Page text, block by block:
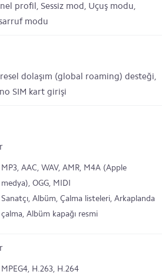
profil, Sessiz mod, Uçuş modu,
modu
dolaşım (global roaming) desteği,
SIM kart girişi
MP3, AAC, WAV, AMR, M4A (Apple
medya), OGG, MIDI
Sanatçı, Albüm, Çalma listeleri, Arkaplanda
çalma, Albüm kapağı resmi
MPEG4, H.263, H.264